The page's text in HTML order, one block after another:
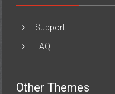
Support
FAQ
Other Themes